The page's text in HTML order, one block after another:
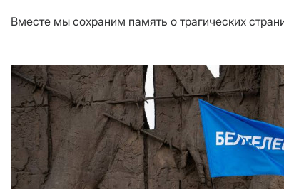
Вместе мы сохраним память о трагических